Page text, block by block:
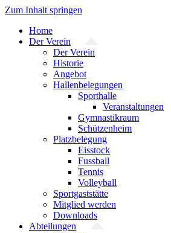
Zum Inhalt springen
Home
Der Verein
Der Verein
Historie
Angebot
Hallenbelegungen
Sporthalle
Veranstaltungen
Gymnastikraum
Schützenheim
Platzbelegung
Eisstock
Fussball
Tennis
Volleyball
Sportgaststätte
Mitglied werden
Downloads
Abteilungen